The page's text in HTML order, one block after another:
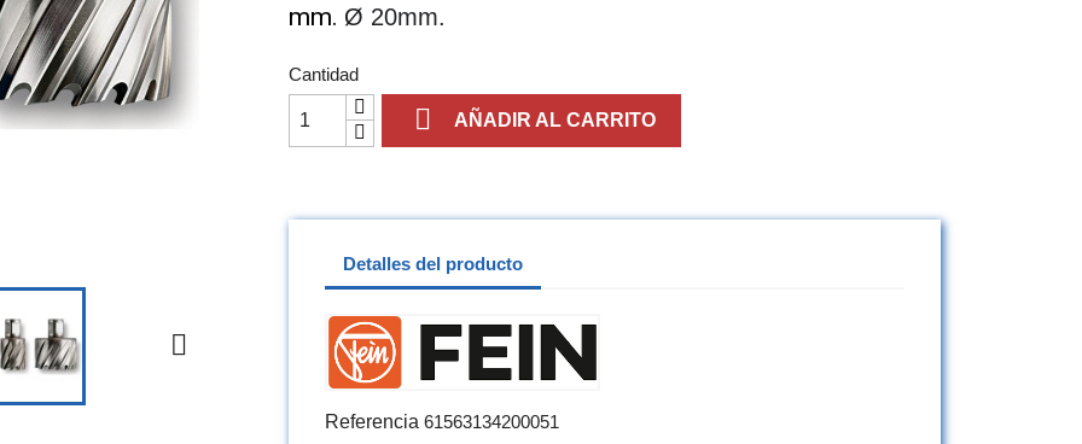

mm. Ø 20mm.
Cantidad
 AÑADIR AL CARRITO
Detalles del producto
Referencia 61563134200051